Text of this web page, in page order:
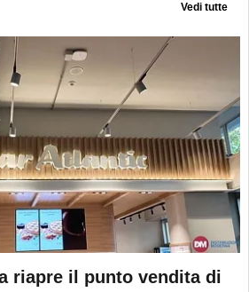
Vedi tutte
riapre il punto vendita di